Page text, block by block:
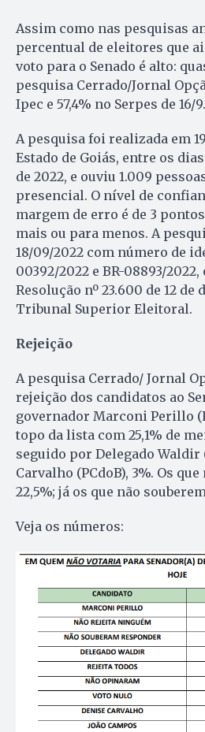
Assim como nas pesquisas
percentual de eleitores que
voto para o Senado é alto:
pesquisa Cerrado/Jornal
Ipec e 57,4% no Serpes de 16/9.
A pesquisa foi realizada em
Estado de Goiás, entre os
de 2022, e ouviu 1.009
presencial. O nível de
margem de erro é de 3
mais ou para menos. A
18/09/2022 com número de
00392/2022 e BR-08893/2022,
Resolução nº 23.600 de 12 de
Tribunal Superior Eleitoral.
Rejeição
A pesquisa Cerrado/ Jornal
rejeição dos candidatos ao
governador Marconi Perillo
topo da lista com 25,1% de
seguido por Delegado Waldir
Carvalho (PCdoB), 3%. Os
22,5%; já os que não
Veja os números: